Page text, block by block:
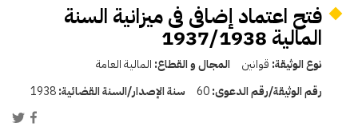
فتح اعتماد إضافى فى ميزانية السنة
المالية 1937/1938
نوع الوثيقة: قوانين المجال و القطاع: المالية العامة
رقم الوثيقة/رقم الدعوى:60 سنة الإصدار/السنة القضائية:1938